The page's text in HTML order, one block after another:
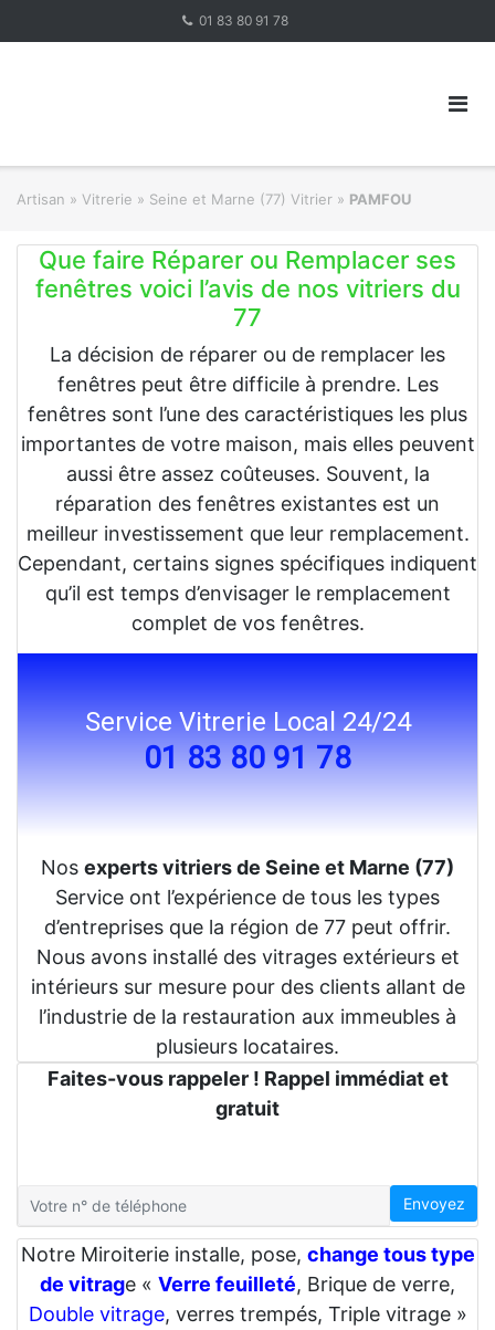
01 83 80 91 78
Artisan » Vitrerie » Seine et Marne (77) Vitrier » PAMFOU
Que faire Réparer ou Remplacer ses
fenêtres voici l’avis de nos vitriers du
77
La décision de réparer ou de remplacer les
fenêtres peut être difficile à prendre. Les
fenêtres sont l’une des caractéristiques les plus
importantes de votre maison, mais elles peuvent
aussi être assez coûteuses. Souvent, la
réparation des fenêtres existantes est un
meilleur investissement que leur remplacement.
Cependant, certains signes spécifiques indiquent
qu’il est temps d’envisager le remplacement
complet de vos fenêtres.
Service Vitrerie Local 24/24
01 83 80 91 78
Nos experts vitriers de Seine et Marne (77)
Service ont l’expérience de tous les types
d’entreprises que la région de 77 peut offrir.
Nous avons installé des vitrages extérieurs et
intérieurs sur mesure pour des clients allant de
l’industrie de la restauration aux immeubles à
plusieurs locataires.
Faites-vous rappeler ! Rappel immédiat et
gratuit
Envoyez
Notre Miroiterie installe, pose, change tous type
de vitrage « Verre feuilleté, Brique de verre,
Double vitrage, verres trempés, Triple vitrage »